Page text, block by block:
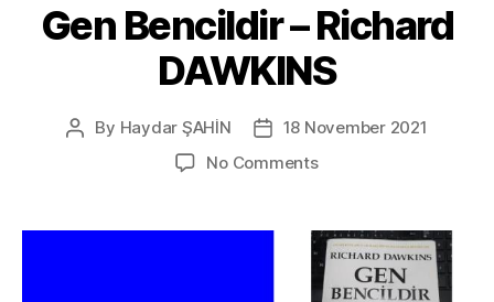
Gen Bencildir – Richard
DAWKINS
Post
By Haydar ŞAHİN
Post18 November 2021
No Commentson
–
Richard
DAWKINS